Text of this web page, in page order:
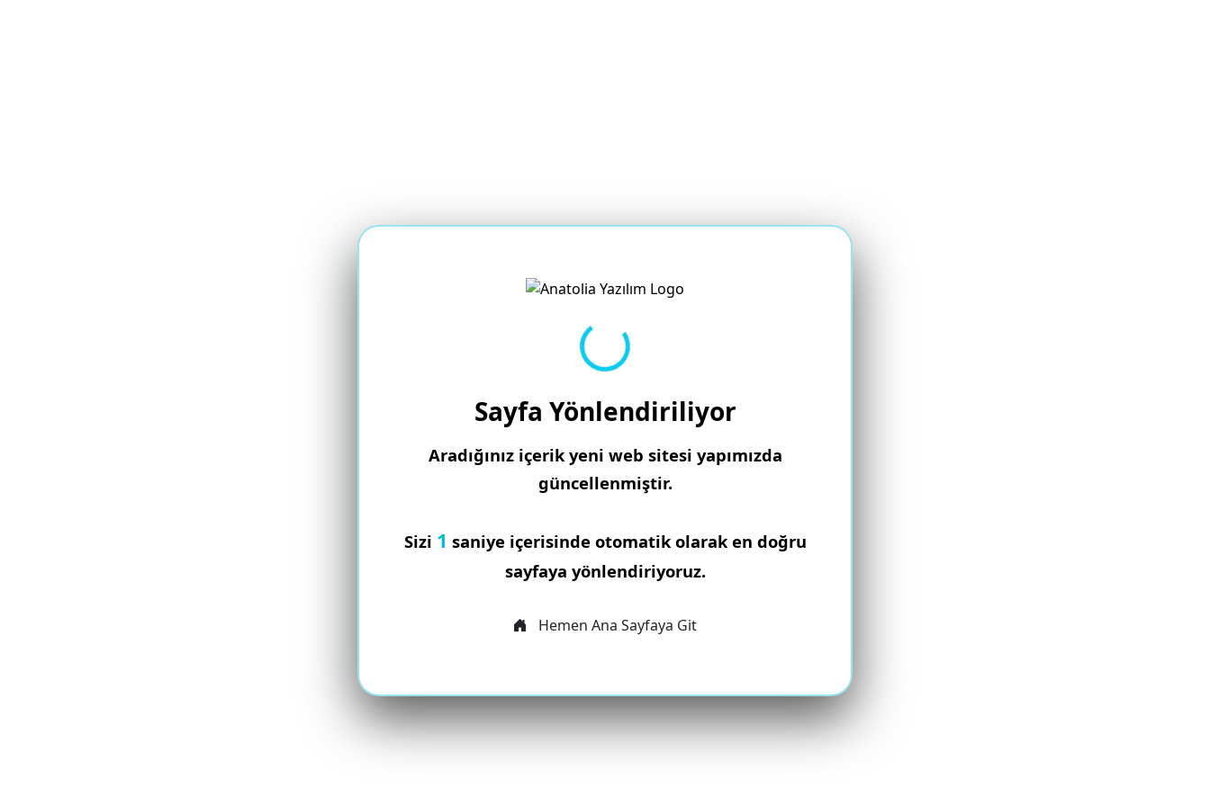
Yükleniyor...
Sayfa Yönlendiriliyor
Aradığınız içerik yeni web sitesi yapımızda
güncellenmiştir.
Sizi 1 saniye içerisinde otomatik olarak en doğru
sayfaya yönlendiriyoruz.
Hemen Ana Sayfaya Git